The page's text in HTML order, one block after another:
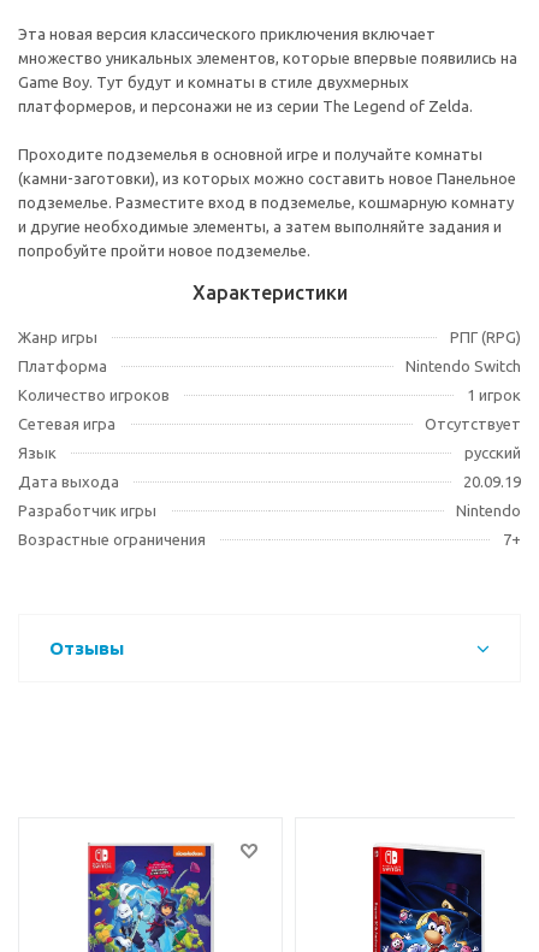
Эта новая версия классического приключения включает
множество уникальных элементов, которые впервые появились на
Game Boy. Тут будут и комнаты в стиле двухмерных
платформеров, и персонажи не из серии The Legend of Zelda.
Проходите подземелья в основной игре и получайте комнаты
(камни-заготовки), из которых можно составить новое Панельное
подземелье. Разместите вход в подземелье, кошмарную комнату
и другие необходимые элементы, а затем выполняйте задания и
попробуйте пройти новое подземелье.
Характеристики
Жанр игры
РПГ (RPG)
Платформа
Nintendo Switch
Количество игроков
1 игрок
Сетевая игра
Отсутствует
Язык
русский
Дата выхода
20.09.19
Разработчик игры
Nintendo
Возрастные ограничения
7+
Отзывы